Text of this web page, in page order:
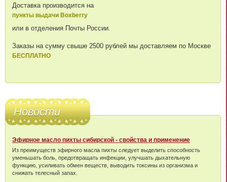
Доставка производится на
пункты выдачи Boxberry
или в отделения Почты России.
Заказы на сумму свыше 2500 рублей мы доставляем по Москве
БЕСПЛАТНО
Новости
Эфирное масло пихты сибирской - свойства и применение
Из преимуществ эфирного масла пихты следует выделить способность
уменьшать боль, предотвращать инфекции, улучшать дыхательную
функцию, усиливать обмен веществ, выводить токсины из организма и
снижать телесный запах.